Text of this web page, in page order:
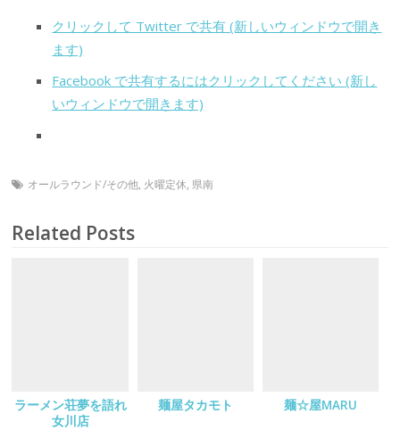
クリックして Twitter で共有 (新しいウィンドウで開き
ます)
Facebook で共有するにはクリックしてください (新し
いウィンドウで開きます)
オールラウンド/その他, 火曜定休,県南
Related Posts
ラーメン荘夢を語れ
女川店
麺屋タカモト 麺☆屋MARU